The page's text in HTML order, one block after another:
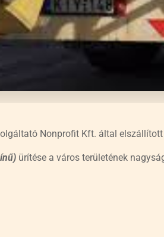
Nonprofit Kft. által elszállított
ürítése a város területének